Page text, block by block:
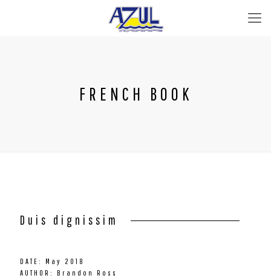
FRENCH BOOK
Duis dignissim
DATE: May 2018
AUTHOR: Brandon Ross